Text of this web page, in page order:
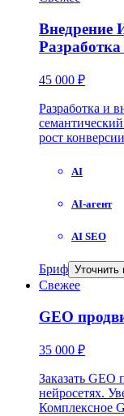
Внедрение
45 000 ₽
Разработка и
рост
AI
AI-агент
AI SEO
Бриф Уточнить
Свежее
GEO
35 000 ₽
Заказать
нейросетях.
Комплексное